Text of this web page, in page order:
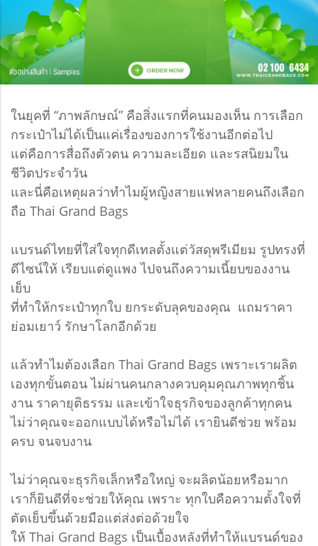
ในยุคที่ “ภาพลักษณ์” คือสิ่งแรกที่คนมองเห็น การเลือก
กระเป๋าไม่ได้เป็นแค่เรื่องของการใช้งานอีกต่อไป
แต่คือการสื่อถึงตัวตน ความละเอียด และรสนิยมใน
ชีวิตประจำวัน
และนี่คือเหตุผลว่าทำไมผู้หญิงสายแฟหลายคนถึงเลือก
ถือ Thai Grand Bags
แบรนด์ไทยที่ใส่ใจทุกดีเทลตั้งแต่วัสดุพรีเมียม รูปทรงที่
ดีไซน์ให้ เรียบแต่ดูแพง ไปจนถึงความเนี้ยบของงาน
เย็บ
ที่ทำให้กระเป๋าทุกใบ ยกระดับลุคของคุณ แถมราคา
ย่อมเยาว์ รักษาโลกอีกด้วย
แล้วทำไมต้องเลือก Thai Grand Bags เพราะเราผลิต
เองทุกขั้นตอน ไม่ผ่านคนกลางควบคุมคุณภาพทุกชิ้น
งาน ราคายุติธรรม และเข้าใจธุรกิจของลูกค้าทุกคน
ไม่ว่าคุณจะออกแบบได้หรือไม่ได้ เรายินดีช่วย พร้อม
ครบ จนจบงาน
ไม่ว่าคุณจะธุรกิจเล็กหรือใหญ่ จะผลิตน้อยหรือมาก
เราก็ยินดีที่จะช่วยให้คุณ เพราะ ทุกใบคือความตั้งใจที่
ตัดเย็บขึ้นด้วยมือแต่ส่งต่อด้วยใจ
ให้ Thai Grand Bags เป็นเบื้องหลังที่ทำให้แบรนด์ของ